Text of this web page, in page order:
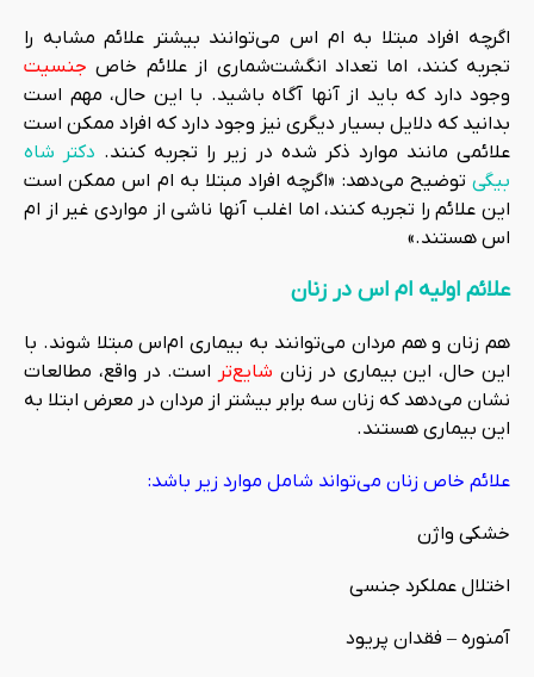
اگرچه افراد مبتلا به ام اس می‌توانند بیشتر علائم مشابه را
تجربه کنند، اما تعداد انگشت‌شماری از علائم خاص جنسیت
وجود دارد که باید از آنها آگاه باشید. با این حال، مهم است
بدانید که دلایل بسیار دیگری نیز وجود دارد که افراد ممکن است
علائمی مانند موارد ذکر شده در زیر را تجربه کنند. دکتر شاه
بیگی توضیح می‌دهد: «اگرچه افراد مبتلا به ام اس ممکن است
این علائم را تجربه کنند، اما اغلب آنها ناشی از مواردی غیر از ام
اس هستند.»
علائم اولیه ام اس در زنان
هم زنان و هم مردان می‌توانند به بیماری ام‌اس مبتلا شوند. با
این حال، این بیماری در زنان شایع‌تر است. در واقع، مطالعات
نشان می‌دهد که زنان سه برابر بیشتر از مردان در معرض ابتلا به
این بیماری هستند.
علائم خاص زنان می‌تواند شامل موارد زیر باشد:
خشکی واژن
اختلال عملکرد جنسی
آمنوره – فقدان پریود